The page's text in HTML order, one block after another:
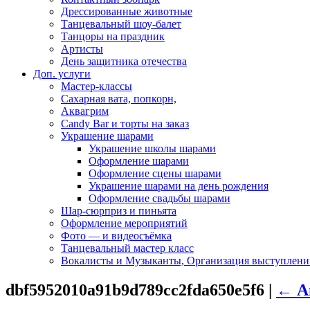
Дрессированные животные
Танцевальный шоу-балет
Танцоры на праздник
Артисты
День защитника отечества
Доп. услуги
Мастер-классы
Сахарная вата, попкорн,
Аквагрим
Candy Bar и торты на заказ
Украшение шарами
Украшение школы шарами
Оформление шарами
Оформление сцены шарами
Украшение шарами на день рождения
Оформление свадьбы шарами
Шар-сюрприз и пиньята
Оформление мероприятий
Фото — и видеосъёмка
Танцевальный мастер класс
Вокалисты и Музыканты, Организация
dbf5952010a91b9d789cc2fda650e5f6 | ←